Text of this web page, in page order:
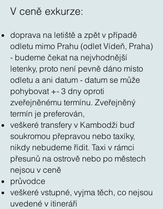
V ceně exkurze:
doprava na letiště a zpět v případě
odletu mimo Prahu (odlet Vídeň, Praha)
- budeme čekat na nejvhodnější
letenky, proto není pevně dáno místo
odletu a ani datum - datum se může
pohybovat +- 3 dny oproti
zveřejněnému termínu. Zveřejněný
termín je preferován,
veškeré transfery v Kambodži buď
soukromou přepravou nebo taxíky,
nikdy nebudeme řídit. Taxi v rámci
přesunů na ostrově nebo po městech
nejsou v ceně
průvodce
veškeré vstupné, vyjma těch, co nejsou
uvedené v itineráři